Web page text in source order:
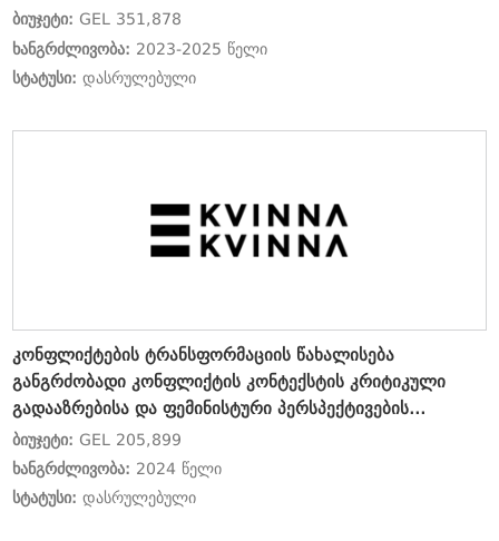
ბიუჯეტი: GEL 351,878
ხანგრძლივობა: 2023-2025 წელი
სტატუსი:დასრულებული
კონფლიქტების ტრანსფორმაციის წახალისება
განგრძობადი კონფლიქტის კონტექსტის კრიტიკული
გადააზრებისა და ფემინისტური პერსპექტივების
გაძლიერებით
ბიუჯეტი: GEL 205,899
ხანგრძლივობა: 2024 წელი
სტატუსი:დასრულებული